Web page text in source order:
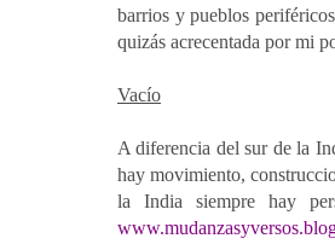
barrios y pueblos
quizás acrecentada por mi
Vacío
A diferencia del sur de la
hay movimiento,
la India siempre hay